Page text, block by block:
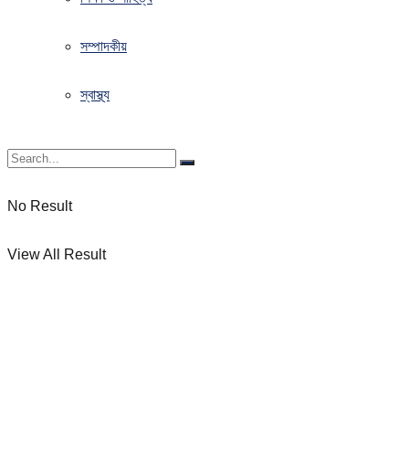
সম্পাদকীয়
স্বাস্থ্য
No Result
View All Result